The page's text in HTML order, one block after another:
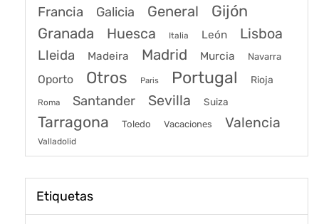
Francia Galicia General Gijón
Granada Huesca Italia León Lisboa
Lleida Madeira Madrid Murcia Navarra
Oporto Otros Paris Portugal Rioja
Roma Santander Sevilla Suiza
Tarragona Toledo Vacaciones Valencia
Valladolid
Etiquetas